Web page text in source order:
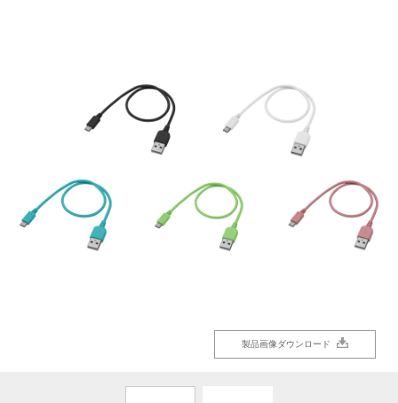
製品画像ダウンロード
製品画像ダウンロード